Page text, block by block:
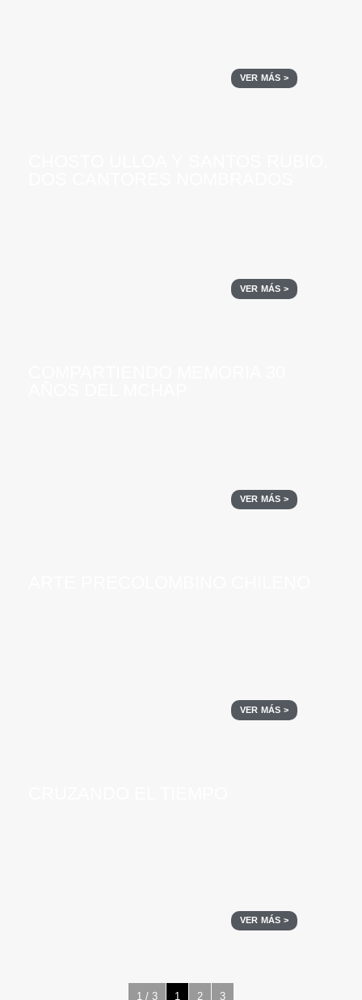
VER MÁS >
VER MÁS >
VER MÁS >
VER MÁS >
VER MÁS >
1 / 3 1 2 3